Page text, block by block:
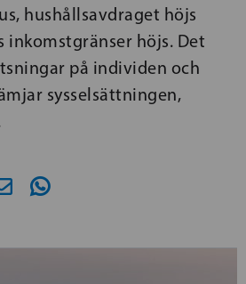
hushållsavdraget höjs
inkomstgränser höjs. Det
på individen och
sysselsättningen,